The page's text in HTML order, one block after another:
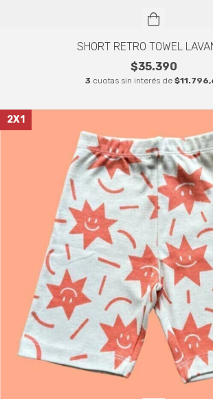
SHORT RETRO TOWEL
$35.390
3 cuotas sin interés de
2X1